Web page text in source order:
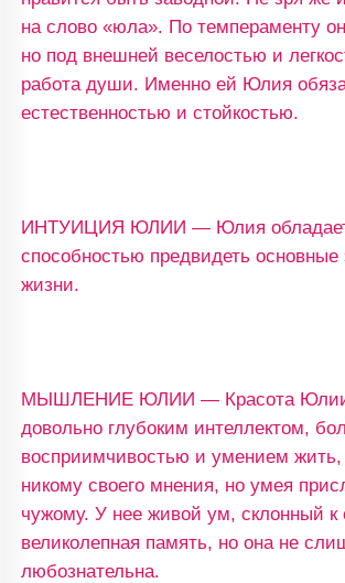
на слово «юла». По темпераменту
но под внешней веселостью и
работа души. Именно ей Юлия
естественностью и стойкостью.
ИНТУИЦИЯ ЮЛИИ — Юлия
способностью предвидеть основные
жизни.
МЫШЛЕНИЕ ЮЛИИ — Красота Юлии
довольно глубоким интеллектом,
восприимчивостью и умением жить,
никому своего мнения, но умея
чужому. У нее живой ум, склонный
великолепная память, но она не
любознательна.